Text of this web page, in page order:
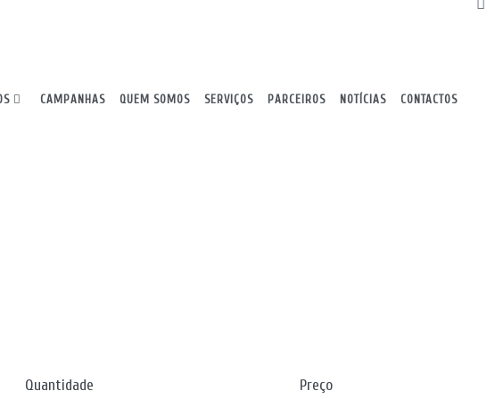
CAMPANHAS QUEM SOMOS SERVIÇOS PARCEIROS NOTÍCIAS CONTACTOS
Quantidade Preço